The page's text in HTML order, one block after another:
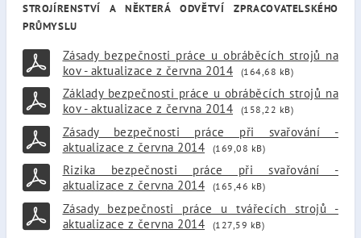
STROJÍRENSTVÍ A NĚKTERÁ ODVĚTVÍ ZPRACOVATELSKÉHO
PRŮMYSLU
Zásady bezpečnosti práce u obráběcích strojů na
kov - aktualizace z června 2014
(164,68 kB)
Základy bezpečnosti práce u obráběcích strojů na
kov - aktualizace z června 2014
(158,22 kB)
Zásady bezpečnosti práce při svařování -
aktualizace z června 2014
(169,08 kB)
Rizika bezpečnosti práce při svařování -
aktualizace z června 2014
(165,46 kB)
Zásady bezpečnosti práce u tvářecích strojů -
aktualizace z června 2014
(127,59 kB)